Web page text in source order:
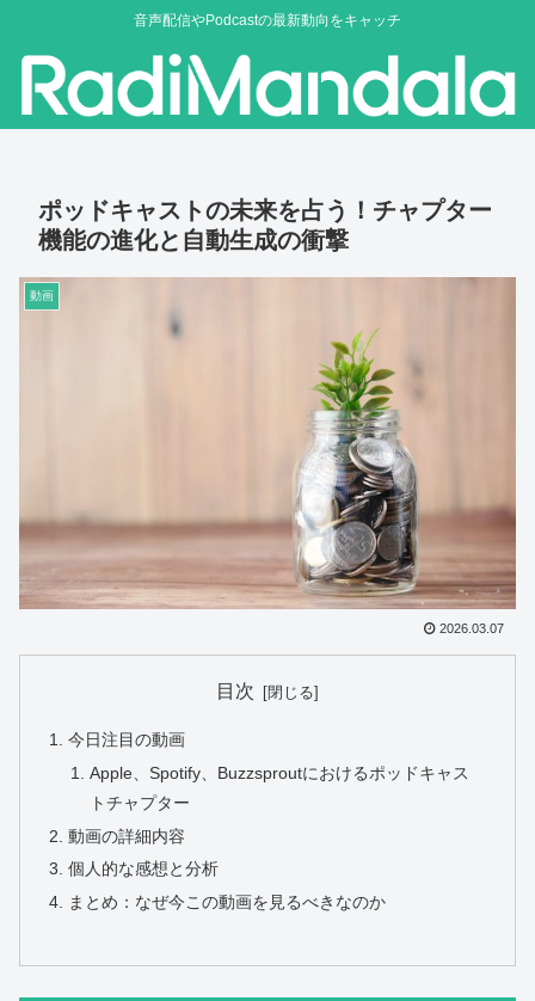
音声配信やPodcastの最新動向をキャッチ
ポッドキャストの未来を占う！チャプター
機能の進化と自動生成の衝撃
動画
2026.03.07
目次
今日注目の動画
Apple、Spotify、Buzzsproutにおけるポッドキャス
トチャプター
動画の詳細内容
個人的な感想と分析
まとめ：なぜ今この動画を見るべきなのか